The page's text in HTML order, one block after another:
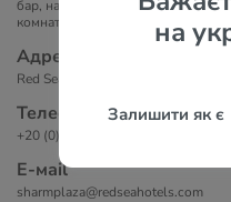
на
Залишити як є
бар, набор для кофе и чая, сейф,
комната с феном и туалетно-
Адрес
Red Sea, Sheraton Street, El Pasha
Телефоны
+20 (0) 69 360 3090
Е-маil
sharmplaza@redseahotels.com